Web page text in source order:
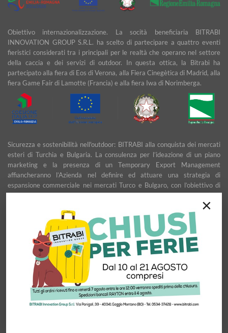
×
Obiettivo internazionalizzazione. La socità beneficiaria BITRABI
INNOVATION GROUP S.R.L. ha scelto di partecipare a quattro eventi
fieristici considerati tra i principali per le realtà che operano nel settore
della caccia e dei servizi di outdoor. In questa ottica, la Bitrabì ha
partecipato alla fiera di Eos di Verona, alla Fiera Cinegètica di Madrid, alla
fiera Game Fair di Lamotte (Francia) e alla fiera Iwa di Norimberga.
Sicurezza e sostenibilità nell'outdoor: BITRABI alla conquista dei mercati
esteri di Turchia e Bulgaria. La consulenza per l’ideazione di un piano
marketing e la presenza di un Temporary Export Management
affiancheranno l’Azienda nel definire ed attuare una strategia di
espansione commerciale nei mercati Turco e Bulgaro, con l’obiettivo di
garantire uno sviluppo stabile e duraturo.